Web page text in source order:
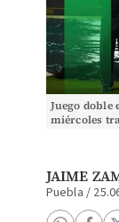
Juego doble
miércoles
JAIME
Puebla /